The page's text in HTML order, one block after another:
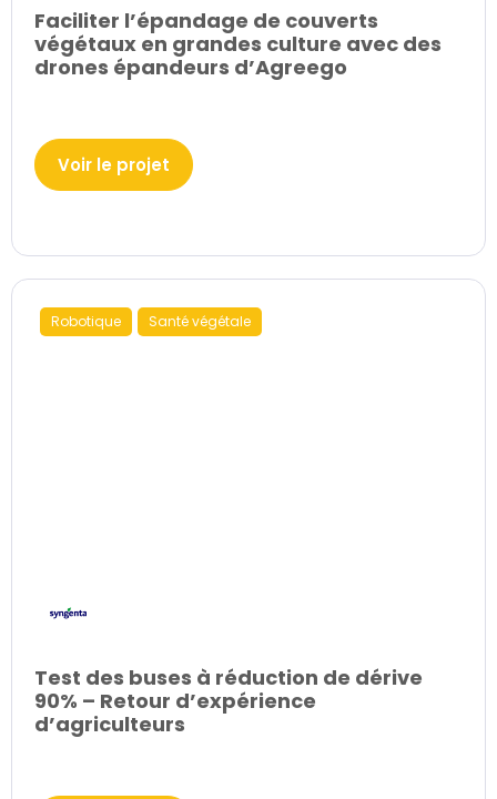
Faciliter l’épandage de couverts
végétaux en grandes culture avec des
drones épandeurs d’Agreego
Voir le projet
Robotique Santé végétale
Test des buses à réduction de dérive
90% – Retour d’expérience
d’agriculteurs